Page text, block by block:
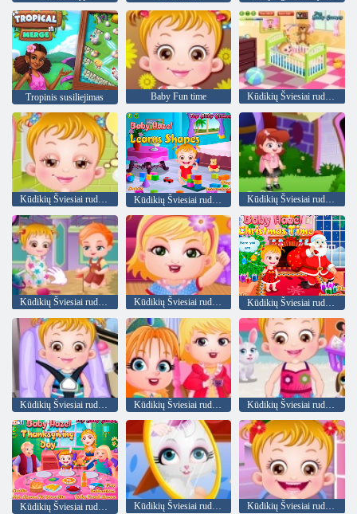
Tropinis susiliejimas Baby Fun time Kūdikių Šviesiai ruda Šepečiu Laikas
Kūdikių Šviesiai ruda Nakvynė Laikas Kūdikių Šviesiai ruda mokosi figūras Kūdikių Šviesiai ruda ikimokyklinio
Kūdikių Šviesiai ruda išdaigos laikas Kūdikių Šviesiai ruda Kalėdų laikas
Kūdikių Šviesiai ruda arbatėlė
Kūdikių Šviesiai ruda Padėkos diena Kūdikių Šviesiai ruda - neklaužada katė Kūdikių Šviesiai ruda Velykų Pramogos